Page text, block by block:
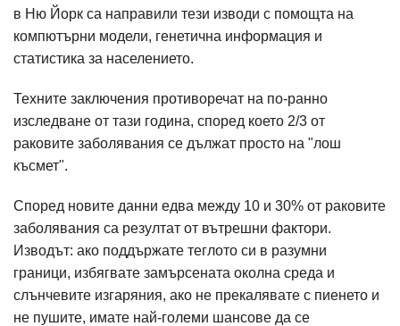
в Ню Йорк са направили тези изводи с помощта на
компютърни модели, генетична информация и
статистика за населението.
Техните заключения противоречат на по-ранно
изследване от тази година, според което 2/3 от
раковите заболявания се дължат просто на "лош
късмет".
Според новите данни едва между 10 и 30% от раковите
заболявания са резултат от вътрешни фактори.
Изводът: ако поддържате теглото си в разумни
граници, избягвате замърсената околна среда и
слънчевите изгаряния, ако не прекалявате с пиенето и
не пушите, имате най-големи шансове да се